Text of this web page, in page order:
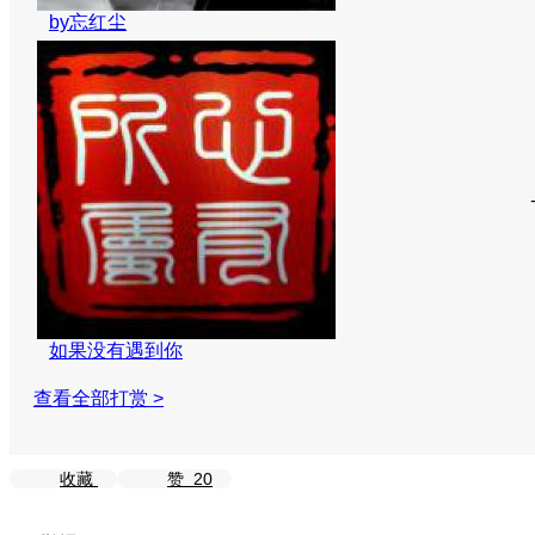
by忘红尘
如果没有遇到你
查看全部打赏 >
收藏 赞 20